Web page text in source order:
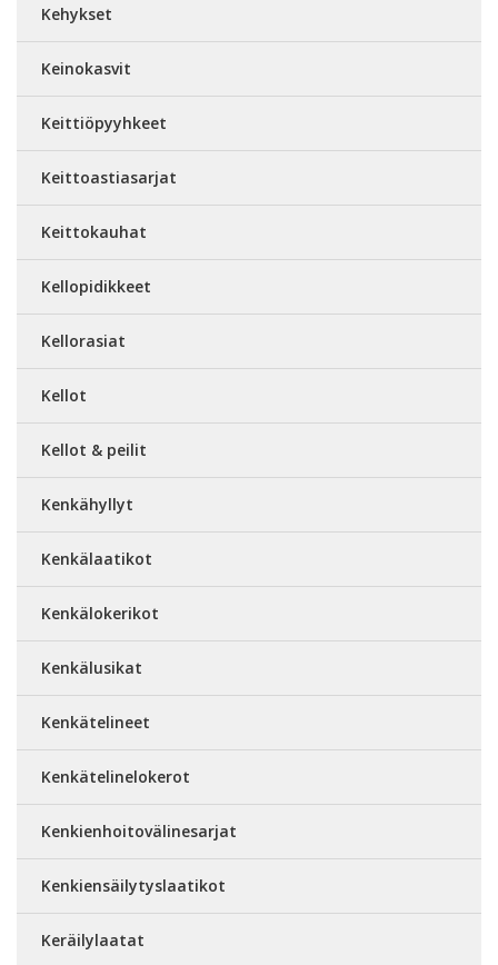
Kehykset
Keinokasvit
Keittiöpyyhkeet
Keittoastiasarjat
Keittokauhat
Kellopidikkeet
Kellorasiat
Kellot
Kellot & peilit
Kenkähyllyt
Kenkälaatikot
Kenkälokerikot
Kenkälusikat
Kenkätelineet
Kenkätelinelokerot
Kenkienhoitovälinesarjat
Kenkiensäilytyslaatikot
Keräilylaatat